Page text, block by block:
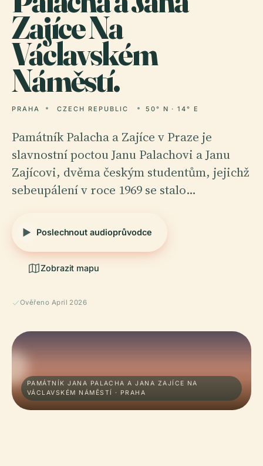
Zajíce Na
Václavském
Náměstí.
PRAHA CZECH REPUBLIC 50° N · 14° E
Památník Palacha a Zajíce v Praze je
slavnostní poctou Janu Palachovi a Janu
Zajícovi, dvěma českým studentům, jejichž
sebeupálení v roce 1969 se stalo…
Poslechnout audioprůvodce
Zobrazit mapu
Ověřeno April 2026
PAMÁTNÍK JANA PALACHA A JANA ZAJÍCE NA
VÁCLAVSKÉM NÁMĚSTÍ · PRAHA